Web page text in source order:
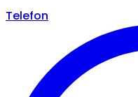
Telefon